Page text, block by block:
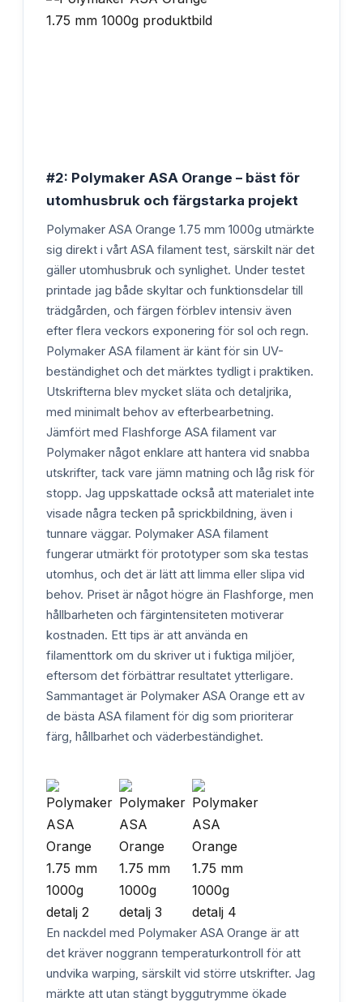
#2: Polymaker ASA Orange – bäst för
utomhusbruk och färgstarka projekt
Polymaker ASA Orange 1.75 mm 1000g utmärkte
sig direkt i vårt ASA filament test, särskilt när det
gäller utomhusbruk och synlighet. Under testet
printade jag både skyltar och funktionsdelar till
trädgården, och färgen förblev intensiv även
efter flera veckors exponering för sol och regn.
Polymaker ASA filament är känt för sin UV-
beständighet och det märktes tydligt i praktiken.
Utskrifterna blev mycket släta och detaljrika,
med minimalt behov av efterbearbetning.
Jämfört med Flashforge ASA filament var
Polymaker något enklare att hantera vid snabba
utskrifter, tack vare jämn matning och låg risk för
stopp. Jag uppskattade också att materialet inte
visade några tecken på sprickbildning, även i
tunnare väggar. Polymaker ASA filament
fungerar utmärkt för prototyper som ska testas
utomhus, och det är lätt att limma eller slipa vid
behov. Priset är något högre än Flashforge, men
hållbarheten och färgintensiteten motiverar
kostnaden. Ett tips är att använda en
filamenttork om du skriver ut i fuktiga miljöer,
eftersom det förbättrar resultatet ytterligare.
Sammantaget är Polymaker ASA Orange ett av
de bästa ASA filament för dig som prioriterar
färg, hållbarhet och väderbeständighet.
En nackdel med Polymaker ASA Orange är att
det kräver noggrann temperaturkontroll för att
undvika warping, särskilt vid större utskrifter. Jag
märkte att utan stängt byggutrymme ökade